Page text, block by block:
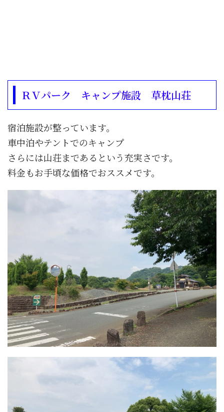
ＲＶパーク キャンプ施設 草枕山荘
宿泊施設が整っています。
車中泊やテントでのキャンプ
さらには山荘まであるという充実さです。
料金もお手頃な価格でおススメです。